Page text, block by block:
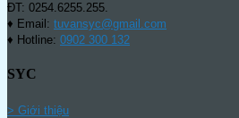
ĐT: 0254.6255.255.
♦ Email: tuvansyc@gmail.com
♦ Hotline: 0902 300 132
SYC
> Giới thiệu